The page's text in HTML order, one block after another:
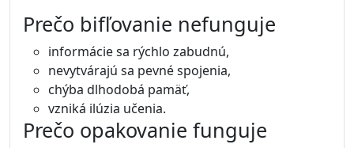
Prečo bifľovanie nefunguje
informácie sa rýchlo zabudnú,
nevytvárajú sa pevné spojenia,
chýba dlhodobá pamäť,
vzniká ilúzia učenia.
Prečo opakovanie funguje